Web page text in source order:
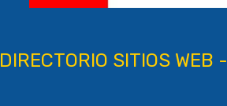
DIRECTORIO SITIOS